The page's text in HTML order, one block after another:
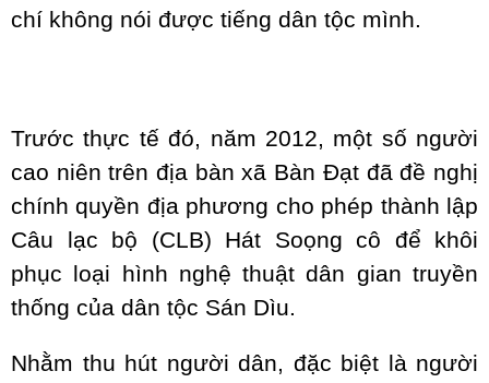
chí không nói được tiếng dân tộc mình.
Trước thực tế đó, năm 2012, một số người
cao niên trên địa bàn xã Bàn Đạt đã đề nghị
chính quyền địa phương cho phép thành lập
Câu lạc bộ (CLB) Hát Soọng cô để khôi
phục loại hình nghệ thuật dân gian truyền
thống của dân tộc Sán Dìu.
Nhằm thu hút người dân, đặc biệt là người